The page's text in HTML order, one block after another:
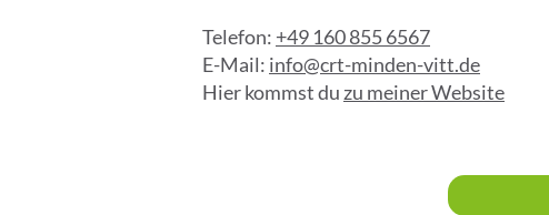
Telefon: +49 160 855 6567
E-Mail: info@crt-minden-vitt.de
Hier kommst du zu meiner Website